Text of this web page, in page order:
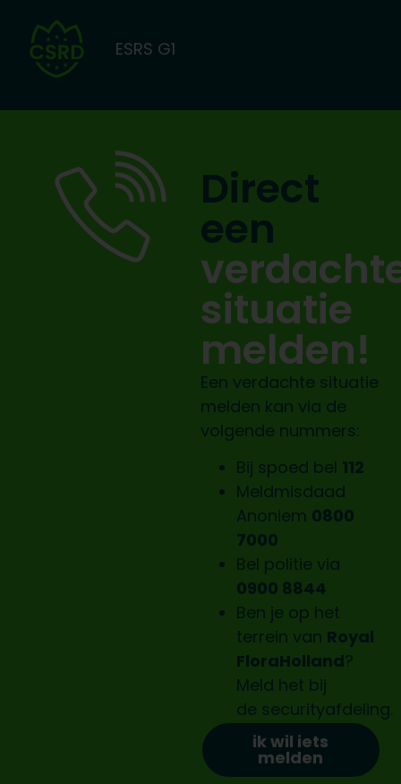
ESRS G1
Direct
een
situatie
melden!
Een verdachte situatie
melden kan via de
volgende nummers:
Bij spoed bel 112
Meldmisdaad
Anoniem 0800
7000
Bel politie via
0900 8844
Ben je op het
terrein van Royal
FloraHolland?
Meld het bij
de securityafdeling.
ik wil iets
melden